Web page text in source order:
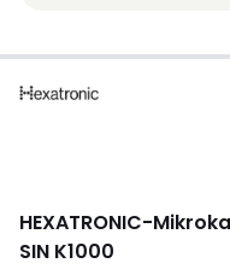
HEXATRONIC-
SIN K1000